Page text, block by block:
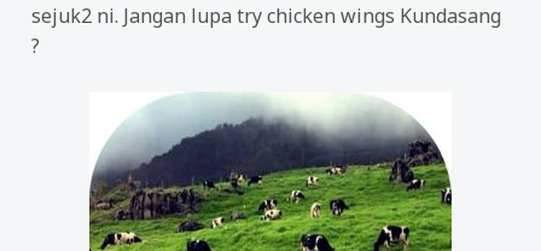
sejuk2 ni. Jangan lupa try chicken wings Kundasang
?